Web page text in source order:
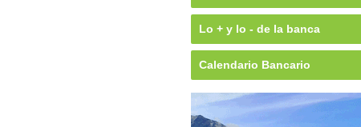
Lo + y lo - de la banca
Calendario Bancario